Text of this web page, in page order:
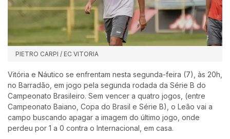
PIETRO CARPI / EC VITORIA
Vitória e Náutico se enfrentam nesta segunda-feira (7), às 20h,
no Barradão, em jogo pela segunda rodada da Série B do
Campeonato Brasileiro. Sem vencer a quatro jogos, (entre
Campeonato Baiano, Copa do Brasil e Série B), o Leão vai a
campo buscando apagar a imagem do último jogo, onde
perdeu por 1 a 0 contra o Internacional, em casa.